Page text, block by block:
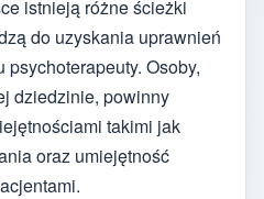
istnieją różne ścieżki
do uzyskania uprawnień
Osoby,
dziedzinie, powinny
takimi jak
oraz umiejętność